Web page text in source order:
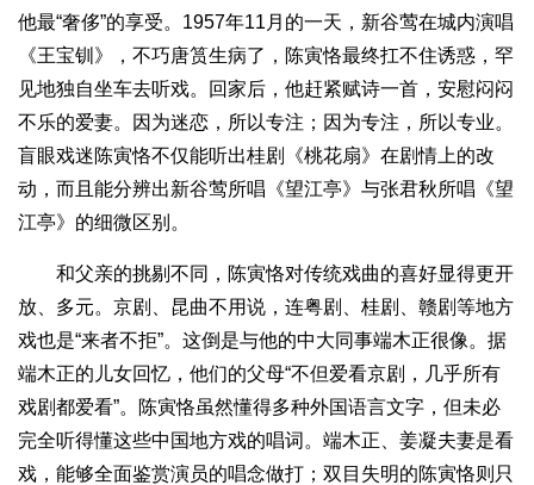
他最“奢侈”的享受。1957年11月的一天，新谷莺在城内演唱
《王宝钏》，不巧唐筼生病了，陈寅恪最终扛不住诱惑，罕
见地独自坐车去听戏。回家后，他赶紧赋诗一首，安慰闷闷
不乐的爱妻。因为迷恋，所以专注；因为专注，所以专业。
盲眼戏迷陈寅恪不仅能听出桂剧《桃花扇》在剧情上的改
动，而且能分辨出新谷莺所唱《望江亭》与张君秋所唱《望
江亭》的细微区别。
和父亲的挑剔不同，陈寅恪对传统戏曲的喜好显得更开
放、多元。京剧、昆曲不用说，连粤剧、桂剧、赣剧等地方
戏也是“来者不拒”。这倒是与他的中大同事端木正很像。据
端木正的儿女回忆，他们的父母“不但爱看京剧，几乎所有
戏剧都爱看”。陈寅恪虽然懂得多种外国语言文字，但未必
完全听得懂这些中国地方戏的唱词。端木正、姜凝夫妻是看
戏，能够全面鉴赏演员的唱念做打；双目失明的陈寅恪则只